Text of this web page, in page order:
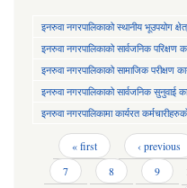
इनरुवा नगरपालिकाको स्थानीय भूउपयोग
इनरुवा नगरपालिकाको सार्वजनिक परिक्षण
इनरुवा नगरपालिकाको सामाजिक परीक्षण
इनरुवा नगरपालिकाको सार्वजनिक सुनुवाई
इनरुवा नगरपालिकामा कार्यरत
Pages « first ‹ previous
7
8 9